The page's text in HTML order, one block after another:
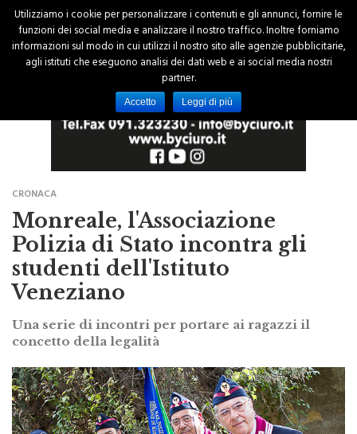
CRONACA
Monreale, l'Associazione
Polizia di Stato incontra gli
studenti dell'Istituto
Veneziano
Una serie di incontri per portare ai ragazzi il
concetto della legalità
Utilizziamo i cookie per personalizzare i contenuti e gli annunci, fornire le
funzioni dei social media e analizzare il nostro traffico. Inoltre forniamo
informazioni sul modo in cui utilizzi il nostro sito alle agenzie pubblicitarie,
agli istituti che eseguono analisi dei dati web e ai social media nostri
partner.
Accetto Leggi di più